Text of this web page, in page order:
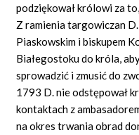
podziękował królowi za
Z ramienia targowiczan
Piaskowskim i biskupem
Białegostoku do króla,
sprowadzić i zmusić do
1793 D. nie odstępował
kontaktach z
na okres trwania obrad